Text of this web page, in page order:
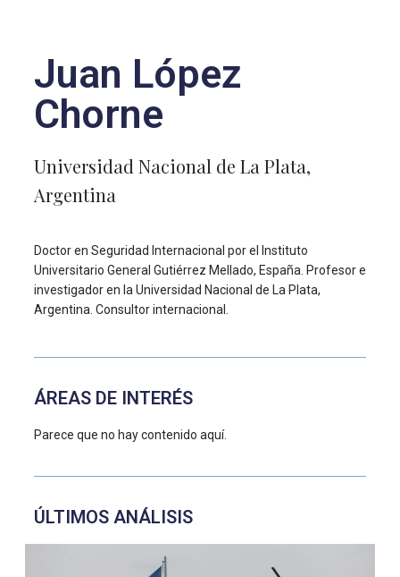
Juan López
Chorne
Universidad Nacional de La Plata,
Argentina
Doctor en Seguridad Internacional por el Instituto
Universitario General Gutiérrez Mellado, España. Profesor e
investigador en la Universidad Nacional de La Plata,
Argentina. Consultor internacional.
ÁREAS DE INTERÉS
Parece que no hay contenido aquí.
ÚLTIMOS ANÁLISIS